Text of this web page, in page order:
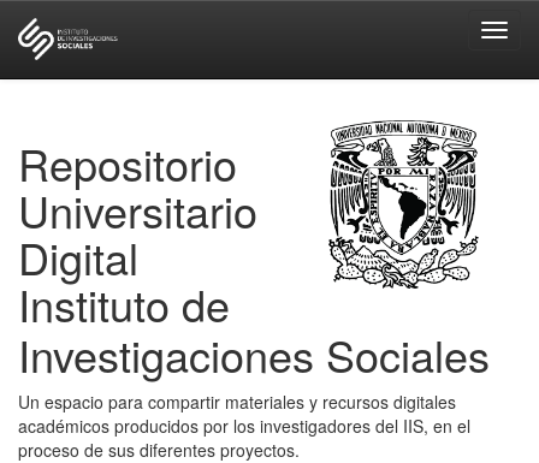
Repositorio
Universitario
Digital
Instituto de
Investigaciones Sociales
Un espacio para compartir materiales y recursos digitales
académicos producidos por los investigadores del IIS, en el
proceso de sus diferentes proyectos.